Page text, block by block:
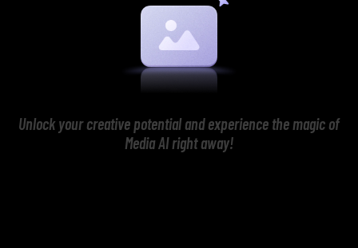
Unlock your creative potential and experience the magic of
Media AI right away!